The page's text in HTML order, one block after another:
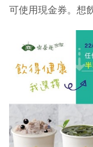
可使用現金券。想